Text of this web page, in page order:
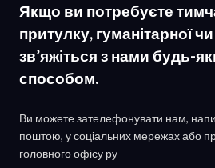
Якщо ви потребуєте
притулку, гуманітарної
зв’яжіться з нами будь-
способом.
Ви можете зателефонувати нам,
поштою, у соціальних мережах або
головного офісу ру